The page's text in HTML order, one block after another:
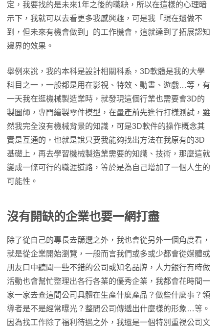
定，我要找的是未來1年之後的職缺，所以在這樣的心理暗
示下，我就可以去看更多我感興趣，可是我「現在還做不
到，但未來有機會做到」的工作機會，這就達到了拓展認知
邊界的效果。
舉例來說，我的本科是設計相關科系，3D軟體是我的大學
科目之一，一般都是用在影視、特效、動畫、遊戲…等，有
一天我在逛機械製造業時，就發現這個行業也需要會3D的
製圖師，專門繪製零件模型，在量產前先進行打樣測試，雖
然我完全沒有機械背景的知識，可是3D軟件的操作概念其
實是互通的，也就是說只要我能夠找出方法在我原有的3D
基礎上，再去學習機械製造業需要的知識、技術，那麼這就
變成一條可行的職涯道路，等於是為自己增加了一個人生的
可能性。
沒有開缺的企業也要一網打盡
除了從自己的專長去篩選之外，我也會從另外一個角度看，
就是從企業開始瀏覽，一般而言我們或多或少都會從媒體或
朋友口中聽聞一些不錯的公司或知名品牌，人力銀行有時做
活動也會幫忙整理出各行各業的優秀企業，我都會花時間一
家一家去查這間公司具體在生產什麼產品？做些什麼事？領
導者是不是經常曝光？整間公司傳遞出什麼樣的形象…等。
因為找工作除了福利待遇之外，我還是一個特別重視公司文